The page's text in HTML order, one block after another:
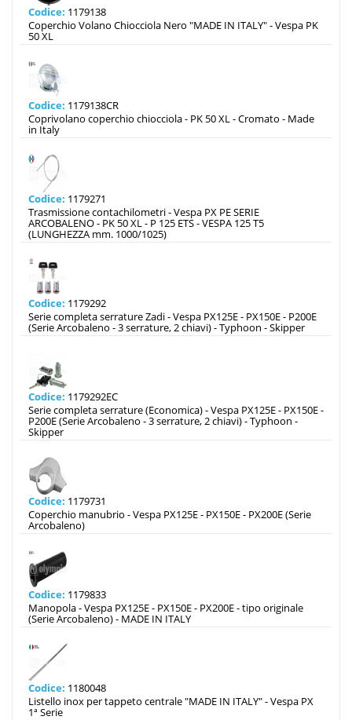
Codice: 1179138
Coperchio Volano Chiocciola Nero "MADE IN ITALY" - Vespa PK
50 XL
Codice: 1179138CR
Coprivolano coperchio chiocciola - PK 50 XL - Cromato - Made
in Italy
Codice: 1179271
Trasmissione contachilometri - Vespa PX PE SERIE
ARCOBALENO - PK 50 XL - P 125 ETS - VESPA 125 T5
(LUNGHEZZA mm. 1000/1025)
Codice: 1179292
Serie completa serrature Zadi - Vespa PX125E - PX150E - P200E
(Serie Arcobaleno - 3 serrature, 2 chiavi) - Typhoon - Skipper
Codice: 1179292EC
Serie completa serrature (Economica) - Vespa PX125E - PX150E -
P200E (Serie Arcobaleno - 3 serrature, 2 chiavi) - Typhoon -
Skipper
Codice: 1179731
Coperchio manubrio - Vespa PX125E - PX150E - PX200E (Serie
Arcobaleno)
Codice: 1179833
Manopola - Vespa PX125E - PX150E - PX200E - tipo originale
(Serie Arcobaleno) - MADE IN ITALY
Codice: 1180048
Listello inox per tappeto centrale "MADE IN ITALY" - Vespa PX
1ª Serie